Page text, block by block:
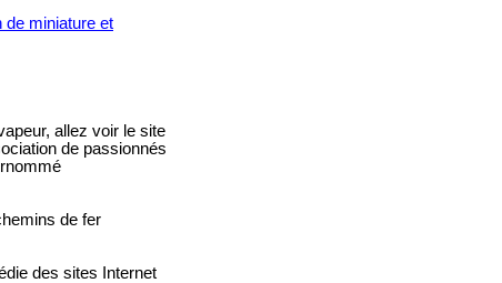
de miniature et
allez voir le site
de passionnés
de fer
des sites Internet